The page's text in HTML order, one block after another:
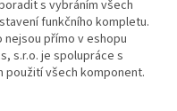
s vybráním všech
funkčního kompletu.
přímo v eshopu
s.r.o. je spolupráce s
všech komponent.